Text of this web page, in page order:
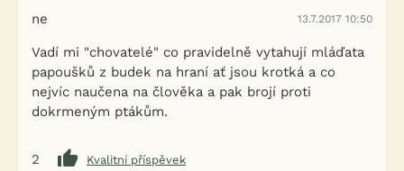
ne 13.7.2017 10:50
Vadí mi "chovatelé" co pravidelně vytahují mláďata
papoušků z budek na hraní ať jsou krotká a co
nejvíc naučena na člověka a pak brojí proti
dokrmeným ptákům.
2
Kvalitní příspěvek